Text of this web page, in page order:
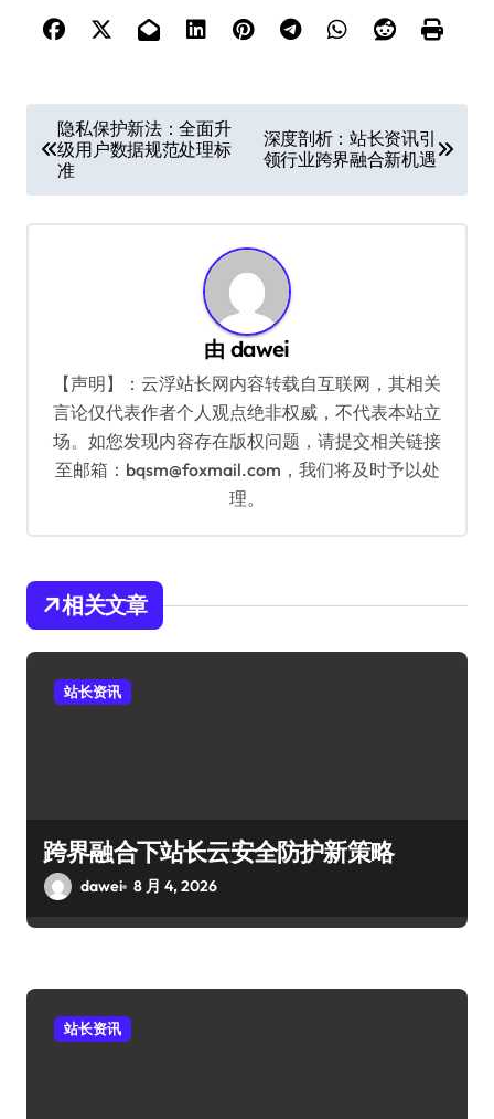
章
导
航
隐私保护新法：全面升
级用户数据规范处理标
准
深度剖析：站长资讯引
领行业跨界融合新机遇
由dawei
【声明】：云浮站长网内容转载自互联网，其相关
言论仅代表作者个人观点绝非权威，不代表本站立
场。如您发现内容存在版权问题，请提交相关链接
至邮箱：bqsm@foxmail.com，我们将及时予以处
理。
相关文章
站长资讯
跨界融合下站长云安全防护新策略
dawei 8 月 4, 2026
站长资讯